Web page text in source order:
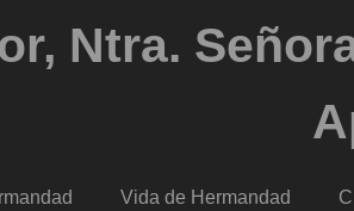
Ntra.
Vida de Hermandad